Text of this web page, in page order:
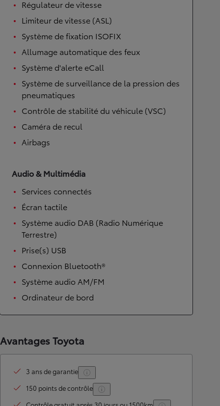
Régulateur de vitesse
Limiteur de vitesse (ASL)
Système de fixation ISOFIX
Allumage automatique des feux
Système d'alerte eCall
Système de surveillance de la pression des
pneumatiques
Contrôle de stabilité du véhicule (VSC)
Caméra de recul
Airbags
Audio & Multimédia
Services connectés
Écran tactile
Système audio DAB (Radio Numérique
Terrestre)
Prise(s) USB
Connexion Bluetooth®
Système audio AM/FM
Ordinateur de bord
Avantages Toyota
3 ans de garantie
150 points de contrôle